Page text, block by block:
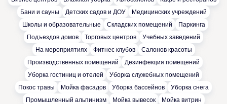
Бани и сауны
Детских садов и ДОУ
Медицинских учреждений
Школы и образовательные
Складских помещений
Паркинга
Подъездов домов
Торговых центров
Учебных заведений
На мероприятиях
Фитнес клубов
Салонов красоты
Производственных помещений
Дезинфекция помещений
Уборка гостиниц и отелей
Уборка служебных помещений
Покос травы
Мойка фасадов Уборка бассейнов
Уборка снега
Промышленный альпинизм
Мойка вывесок
Мойка витрин